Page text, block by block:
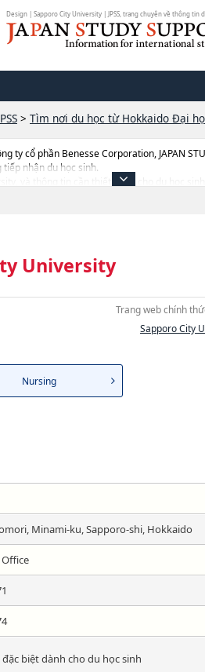
Design | Sapporo City University | JPSS, trang chuyên về thông tin
> Tìm nơi du học từ Hokkaido Đại
ty cổ phần Benesse Corporation, JAPAN
nhận du học sinh.
và thông tin cần thiết dành cho du học
University
Trang web chính
Sapporo City
Nursing
Minami-ku, Sapporo-shi, Hokkaido
biệt dành cho du học sinh